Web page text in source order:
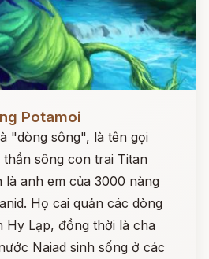
Potamoi
"dòng sông", là tên gọi
sông con trai Titan
là anh em của 3000 nàng
Họ cai quản các dòng
Hy Lạp, đồng thời là cha
Naiad sinh sống ở các